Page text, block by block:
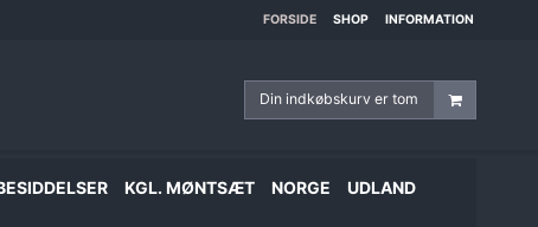
FORSIDE SHOP INFORMATION
Din indkøbskurv er tom
KGL. MØNTSÆT NORGE UDLAND